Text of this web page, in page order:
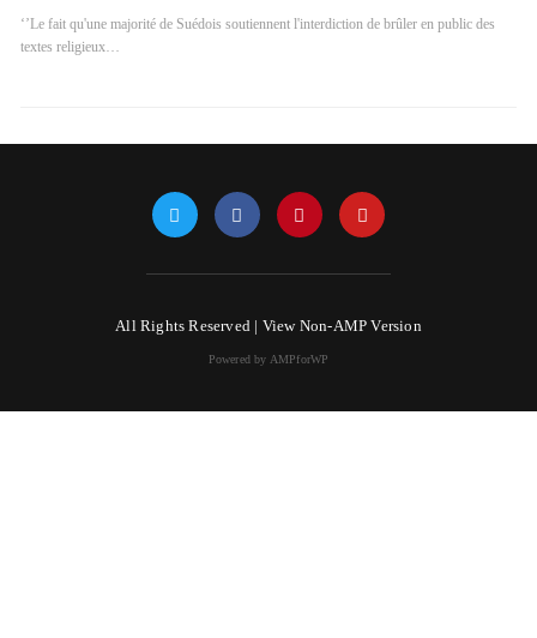
‘’Le fait qu'une majorité de Suédois soutiennent l'interdiction de brûler en public des
textes religieux…
All Rights Reserved | View Non-AMP Version
Powered by AMPforWP